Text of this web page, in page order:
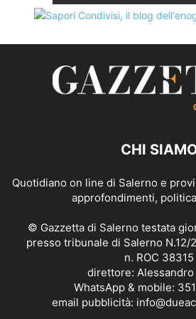
CHI
Quotidiano on line di Salerno e
approfondimenti,
© Gazzetta di Salerno testata
presso tribunale di Salerno N.12/
n. ROC 38315
direttore:
WhatsApp & mobile:
email pubblicità: